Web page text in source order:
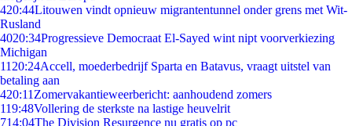
420:44Litouwen vindt opnieuw migrantentunnel onder grens met Wit-
Rusland
4020:34Progressieve Democraat El-Sayed wint nipt voorverkiezing
Michigan
11 20:24Accell, moederbedrijf Sparta en Batavus, vraagt uitstel van
betaling aan
420:11 Zomervakantieweerbericht: aanhoudend zomers
119:48Vollering de sterkste na lastige heuvelrit
714:04The Division Resurgence nu gratis op pc